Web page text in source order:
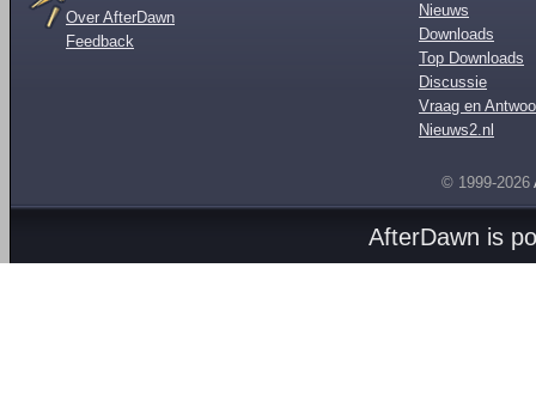
Over AfterDawn
Feedback
Nieuws
Downloads
Top Downloads
Discussie
Vraag en
Nieuws2.nl
© 1999-2026
AfterDawn is